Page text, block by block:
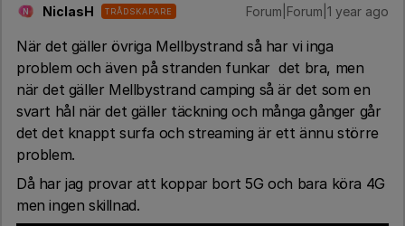
N NiclasH TRÅDSKAPARE Forum|Forum|1 year ago
När det gäller övriga Mellbystrand så har vi inga
problem och även på stranden funkar det bra, men
när det gäller Mellbystrand camping så är det som en
svart hål när det gäller täckning och många gånger går
det det knappt surfa och streaming är ett ännu större
problem.
Då har jag provar att koppar bort 5G och bara köra 4G
men ingen skillnad.